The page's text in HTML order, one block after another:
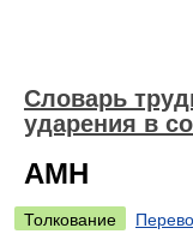
Словарь
ударения в
АМН
Толкование